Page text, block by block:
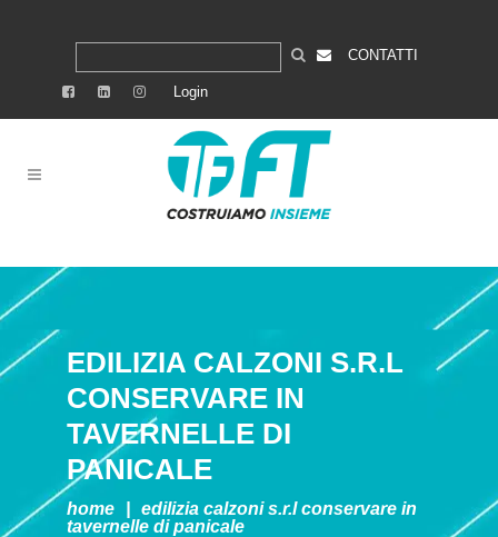
CONTATTI
Login
EDILIZIA CALZONI S.R.L
CONSERVARE IN
TAVERNELLE DI
PANICALE
home edilizia calzoni s.r.lconservare in
tavernelle di panicale